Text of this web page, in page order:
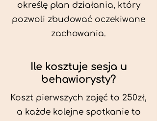
określę plan działania, który
pozwoli zbudować oczekiwane
zachowania.
Ile kosztuje sesja u
behawiorysty?
Koszt pierwszych zajęć to 250zł,
a każde kolejne spotkanie to